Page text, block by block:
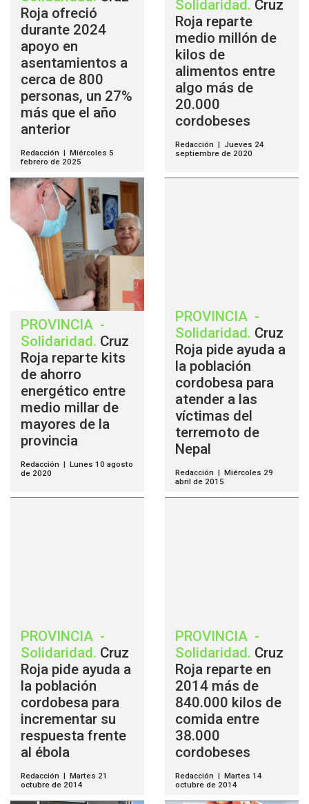
Roja ofreció
durante 2024
apoyo en
asentamientos a
cerca de 800
personas, un 27%
más que el año
anterior
Redacción | Miércoles 5
febrero de 2025
Solidaridad. Cruz
Roja reparte
medio millón de
kilos de
alimentos entre
algo más de
20.000
cordobeses
Redacción | Jueves 24
septiembre de 2020
PROVINCIA -
Solidaridad. Cruz
Roja reparte kits
de ahorro
energético entre
medio millar de
mayores de la
provincia
Redacción | Lunes 10 agosto
de 2020
PROVINCIA -
Solidaridad. Cruz
Roja pide ayuda a
la población
cordobesa para
atender a las
víctimas del
terremoto de
Nepal
Redacción | Miércoles 29
abril de 2015
PROVINCIA -
Solidaridad. Cruz
Roja pide ayuda a
la población
cordobesa para
incrementar su
respuesta frente
al ébola
Redacción | Martes 21
octubre de 2014
PROVINCIA -
Solidaridad. Cruz
Roja reparte en
2014 más de
840.000 kilos de
comida entre
38.000
cordobeses
Redacción | Martes 14
octubre de 2014